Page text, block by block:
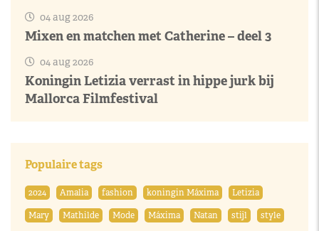
04 aug 2026
Mixen en matchen met Catherine – deel 3
04 aug 2026
Koningin Letizia verrast in hippe jurk bij
Mallorca Filmfestival
Populaire tags
2024 Amalia fashion koningin Máxima
Letizia
Mary
Mathilde Mode Máxima Natan stijl style